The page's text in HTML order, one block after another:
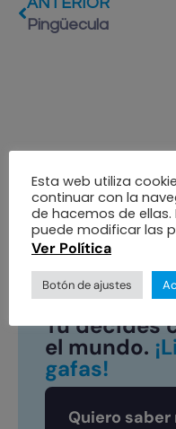
Pingüecula
Tú decides
el mundo.
gafas!
Quiero saber
Esta web utiliza
continuar con la
de hacemos de
puede modificar las
Ver Política
Botón de ajustes